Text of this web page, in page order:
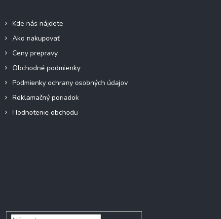
Kde nás nájdete
Ako nakupovať
Ceny prepravy
Obchodné podmienky
Podmienky ochrany osobných údajov
Reklamačný poriadok
Hodnotenie obchodu